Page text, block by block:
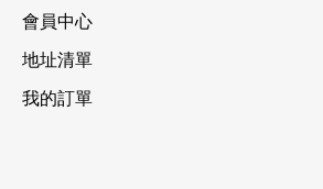
會員中心
地址清單
我的訂單